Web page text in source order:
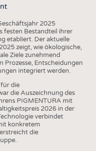
2025
festen Bestandteil ihrer
etabliert. Der aktuelle
zeigt, wie ökologische,
Ziele zunehmend
Prozesse, Entscheidungen
integriert werden.
die
die Auszeichnung des
PIGMENTURA mit
2026 in der
verbindet
konkretem
die